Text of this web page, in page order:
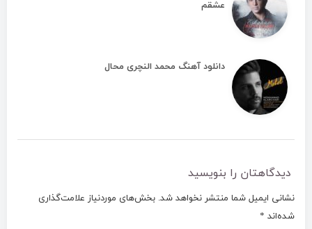
عشقم
دانلود آهنگ محمد النچری محال
دیدگاهتان را بنویسید
نشانی ایمیل شما منتشر نخواهد شد. بخش‌های موردنیاز علامت‌گذاری
شده‌اند *